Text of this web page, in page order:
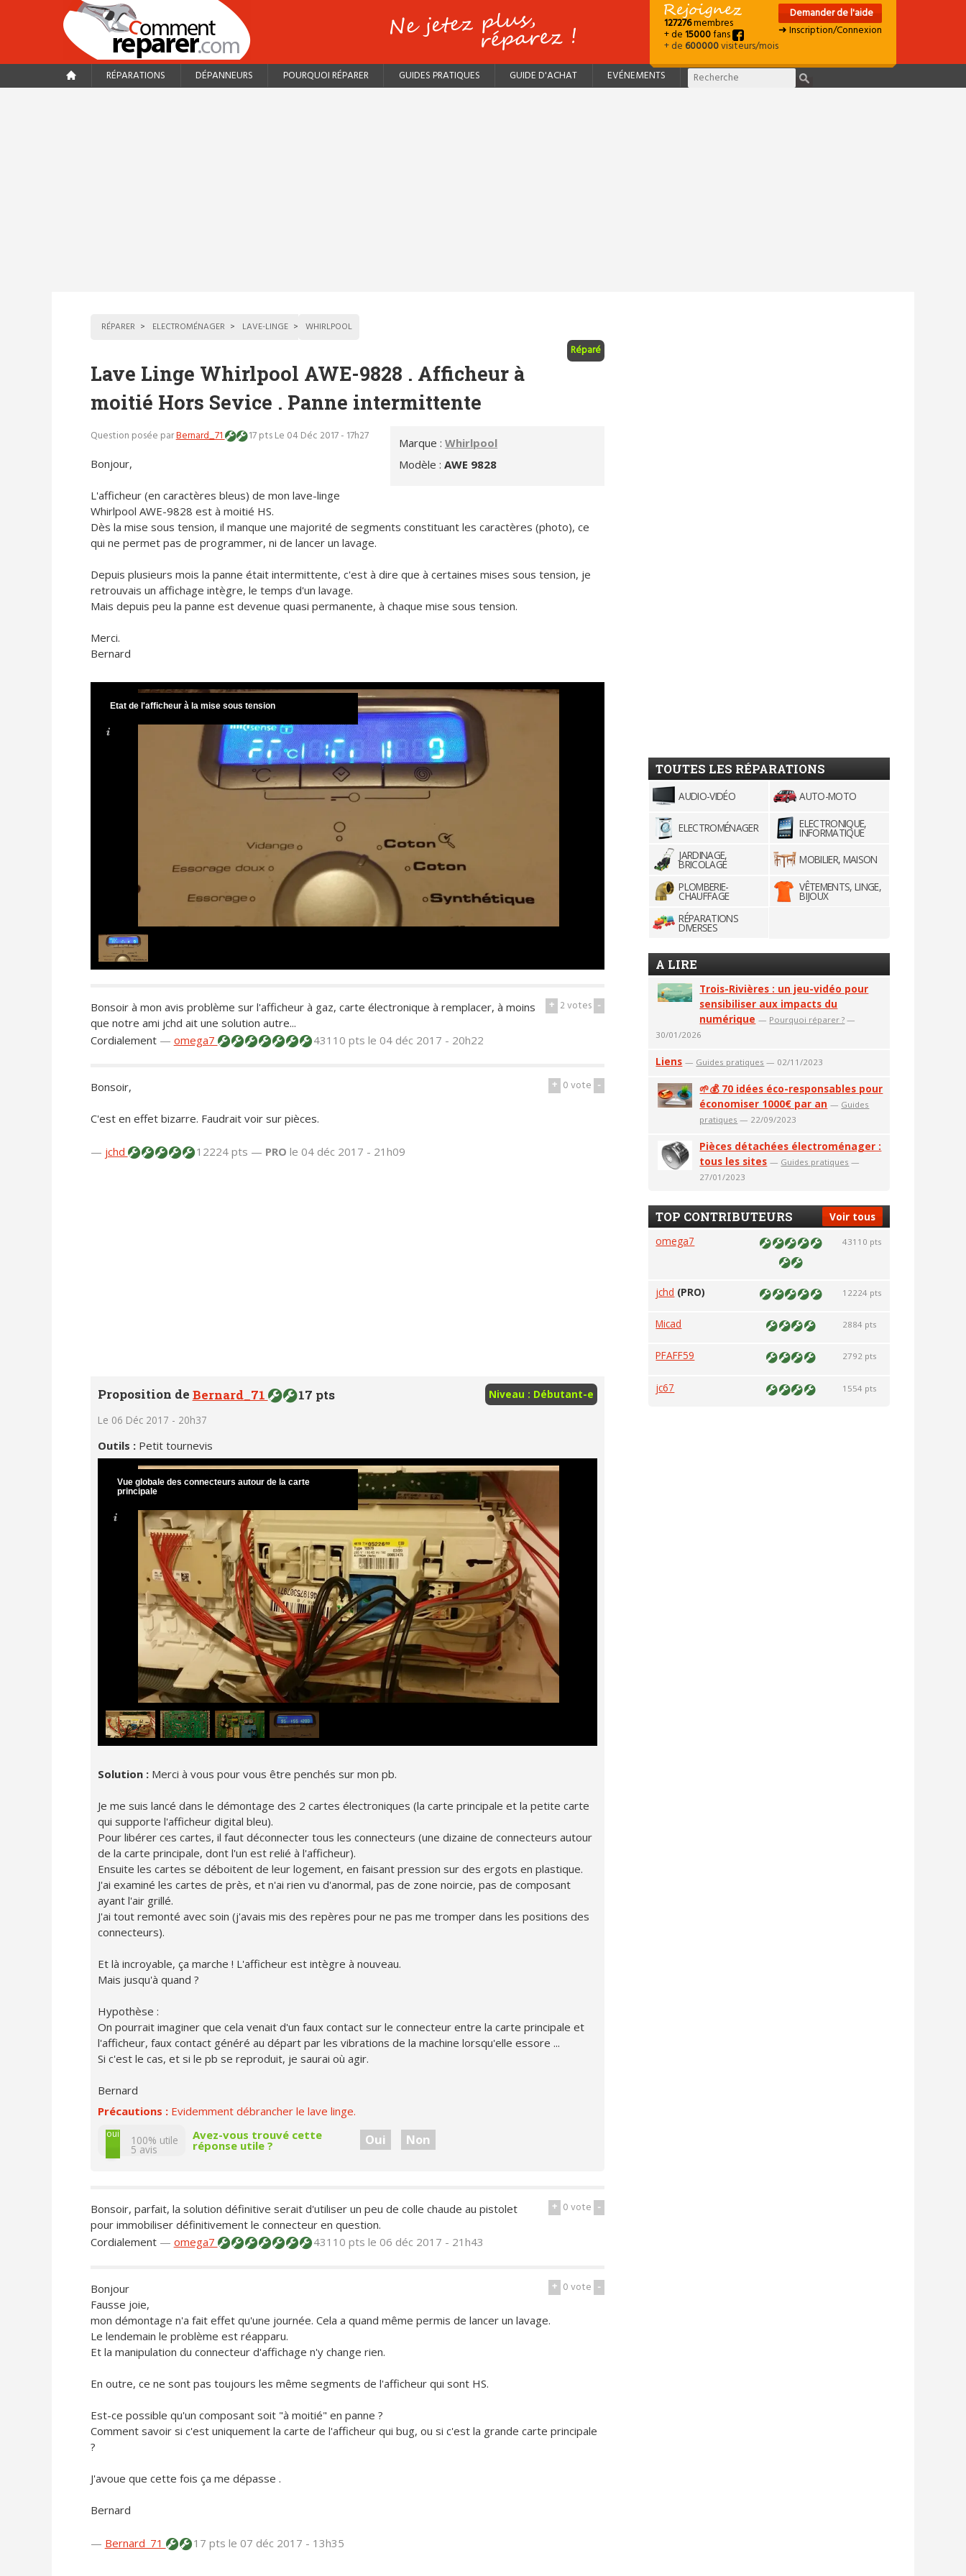
127276membres
+ de15000fans
+ de600000visiteurs/mois
Demander de l'aide
➜ Inscription/Connexion
RÉPARATIONS DÉPANNEURS POURQUOI RÉPARER GUIDES PRATIQUES GUIDE D'ACHAT EVÉNEMENTS
RÉPARER ELECTROMÉNAGER LAVE-LINGE WHIRLPOOL
Réparé
Lave Linge Whirlpool AWE-9828 . Afficheur à
moitié Hors Sevice . Panne intermittente
Marque :Whirlpool
Modèle :AWE 9828
Question posée parBernard_71 17 ptsLe 04 Déc 2017 - 17h27
Bonjour,
L'afficheur (en caractères bleus) de mon lave-linge
Whirlpool AWE-9828 est à moitié HS.
Dès la mise sous tension, il manque une majorité de segments constituant les caractères (photo), ce
qui ne permet pas de programmer, ni de lancer un lavage.
Depuis plusieurs mois la panne était intermittente, c'est à dire que à certaines mises sous tension, je
retrouvais un affichage intègre, le temps d'un lavage.
Mais depuis peu la panne est devenue quasi permanente, à chaque mise sous tension.
Merci.
Bernard
Etat de l'afficheur à la mise sous tension
+ 2votes -
Bonsoir à mon avis problème sur l'afficheur à gaz, carte électronique à remplacer, à moins
que notre ami jchd ait une solution autre...
Cordialement — omega7 43110 pts le 04 déc 2017 - 20h22
+ 0vote -
Bonsoir,
C'est en effet bizarre. Faudrait voir sur pièces.
— jchd 12224 pts — PRO le 04 déc 2017 - 21h09
Niveau : Débutant-e
Proposition de Bernard_71 17 pts
Le 06 Déc 2017 - 20h37
Outils : Petit tournevis
Vue globale des connecteurs autour de la carte
principale
Solution : Merci à vous pour vous être penchés sur mon pb.
Je me suis lancé dans le démontage des 2 cartes électroniques (la carte principale et la petite carte
qui supporte l'afficheur digital bleu).
Pour libérer ces cartes, il faut déconnecter tous les connecteurs (une dizaine de connecteurs autour
de la carte principale, dont l'un est relié à l'afficheur).
Ensuite les cartes se déboitent de leur logement, en faisant pression sur des ergots en plastique.
J'ai examiné les cartes de près, et n'ai rien vu d'anormal, pas de zone noircie, pas de composant
ayant l'air grillé.
J'ai tout remonté avec soin (j'avais mis des repères pour ne pas me tromper dans les positions des
connecteurs).
Et là incroyable, ça marche ! L'afficheur est intègre à nouveau.
Mais jusqu'à quand ?
Hypothèse :
On pourrait imaginer que cela venait d'un faux contact sur le connecteur entre la carte principale et
l'afficheur, faux contact généré au départ par les vibrations de la machine lorsqu'elle essore ...
Si c'est le cas, et si le pb se reproduit, je saurai où agir.
Bernard
Précautions : Evidemment débrancher le lave linge.
non
oui 100% utile
5 avis
Avez-vous trouvé cette
réponse utile ? Oui Non
+ 0vote -
Bonsoir, parfait, la solution définitive serait d'utiliser un peu de colle chaude au pistolet
pour immobiliser définitivement le connecteur en question.
Cordialement — omega7 43110 pts le 06 déc 2017 - 21h43
+ 0vote -
Bonjour
Fausse joie,
mon démontage n'a fait effet qu'une journée. Cela a quand même permis de lancer un lavage.
Le lendemain le problème est réapparu.
Et la manipulation du connecteur d'affichage n'y change rien.
En outre, ce ne sont pas toujours les même segments de l'afficheur qui sont HS.
Est-ce possible qu'un composant soit "à moitié" en panne ?
Comment savoir si c'est uniquement la carte de l'afficheur qui bug, ou si c'est la grande carte principale
?
J'avoue que cette fois ça me dépasse .
Bernard
— Bernard_71 17 pts le 07 déc 2017 - 13h35
TOUTES LES RÉPARATIONS
AUDIO-VIDÉO AUTO-MOTO
ELECTROMÉNAGER ELECTRONIQUE,
INFORMATIQUE
JARDINAGE,
BRICOLAGE
MOBILIER, MAISON
PLOMBERIE-
CHAUFFAGE
VÊTEMENTS, LINGE,
BIJOUX
RÉPARATIONS
DIVERSES
A LIRE
Trois-Rivières : un jeu-vidéo pour
sensibiliser aux impacts du
numérique — Pourquoi réparer ? —
30/01/2026
Liens — Guides pratiques — 02/11/2023
🌱💰 70 idées éco-responsables pour
économiser 1000€ par an — Guides
pratiques — 22/09/2023
Pièces détachées électroménager :
tous les sites — Guides pratiques —
27/01/2023
Voir tous
TOP CONTRIBUTEURS
omega7 43110 pts
jchd (PRO) 12224 pts
Micad 2884 pts
PFAFF59 2792 pts
jc67 1554 pts